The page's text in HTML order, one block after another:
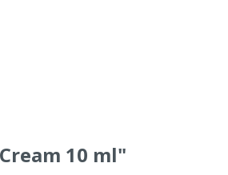
10 ml"